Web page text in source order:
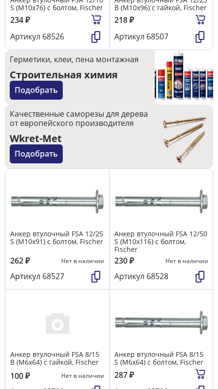
S (М10х76) с болтом, Fischer
234₽
Артикул 68526
B (М10х96) с гайкой, Fischer
218₽
Артикул 68507
Герметики, клеи, пена монтажная
Строительная химия
Подобрать
Качественные саморезы для дерева
от европейского производителя
Wkret-Met
Подобрать
Анкер втулочный FSA 12/25
S (М10х91) с болтом, Fischer
262₽ Нет в наличии
Артикул 68527
Анкер втулочный FSA 12/50
S (М10х116) с болтом,
Fischer
230₽ Нет в наличии
Артикул 68528
Анкер втулочный FSA 8/15
B (М6х64) с гайкой, Fischer
100₽ Нет в наличии
Анкер втулочный FSA 8/15
S (М6х64) с болтом, Fischer
287₽